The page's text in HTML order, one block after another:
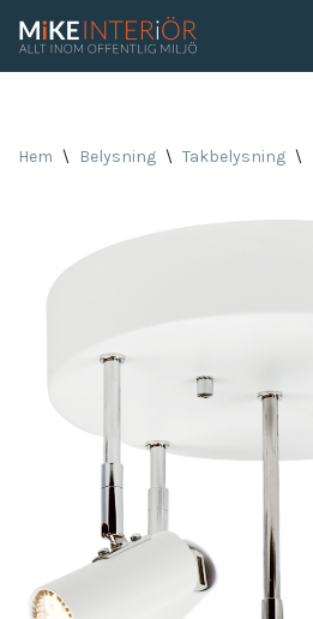
Hem \ Belysning \ Takbelysning \